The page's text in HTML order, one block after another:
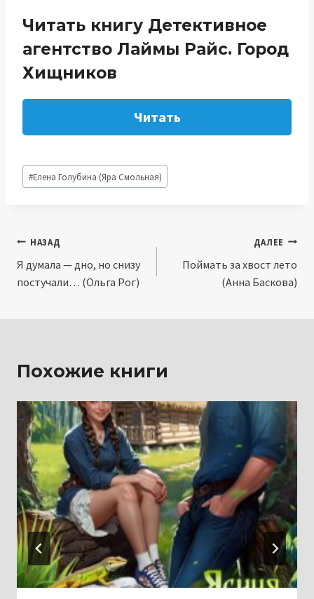
Читать книгу Детективное
агентство Лаймы Райс. Город
Хищников
Читать
Метки
записи:
#Елена Голубина (Яра Смольная)
Навигация
по
НАЗАД
Я думала — дно, но снизу
постучали… (Ольга Рог)
ДАЛЕЕ
Поймать за хвост лето
(Анна Баскова)
Похожие книги